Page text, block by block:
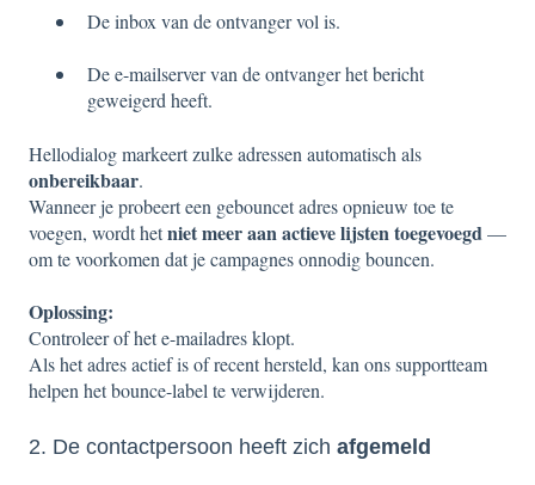
De inbox van de ontvanger vol is.
De e-mailserver van de ontvanger het bericht
geweigerd heeft.
Hellodialog markeert zulke adressen automatisch als
onbereikbaar.
Wanneer je probeert een gebouncet adres opnieuw toe te
voegen, wordt hetniet meer aan actieve lijsten toegevoegd—
om te voorkomen dat je campagnes onnodig bouncen.
Oplossing:
Controleer of het e-mailadres klopt.
Als het adres actief is of recent hersteld, kan ons supportteam
helpen het bounce-label te verwijderen.
2. De contactpersoon heeft zich afgemeld